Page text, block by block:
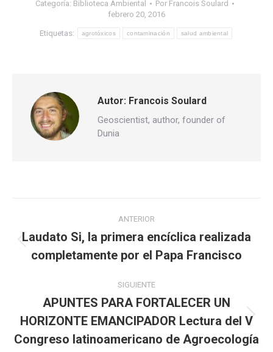
Categoría: Biblioteca Ambiental Por Francois Soulard
febrero 20, 2016
Etiquetas: agrotóxicos contaminación salud ambiental
Autor: Francois Soulard
Geoscientist, author, founder of
Dunia
Navegación
entre
publicaciones
ANTERIOR
anterior:
Laudato Si, la primera encíclica realizada
completamente por el Papa Francisco
SIGUIENTE
Publicación
siguiente:
APUNTES PARA FORTALECER UN
HORIZONTE EMANCIPADOR Lectura del V
Congreso latinoamericano de Agroecología